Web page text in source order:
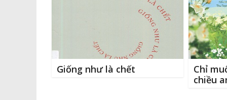
Giống như là chết
Chỉ
chiều